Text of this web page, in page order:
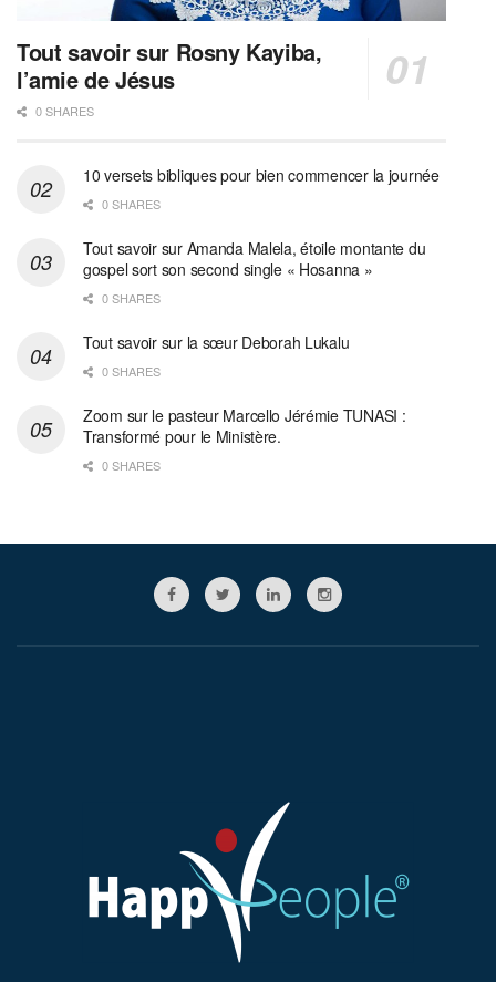
Tout savoir sur Rosny Kayiba,
l’amie de Jésus
0 SHARES
10 versets bibliques pour bien commencer la journée
0 SHARES
Tout savoir sur Amanda Malela, étoile montante du
gospel sort son second single « Hosanna »
0 SHARES
Tout savoir sur la sœur Deborah Lukalu
0 SHARES
Zoom sur le pasteur Marcello Jérémie TUNASI :
Transformé pour le Ministère.
0 SHARES